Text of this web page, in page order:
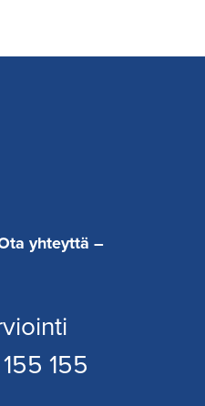
yhteyttä –
155